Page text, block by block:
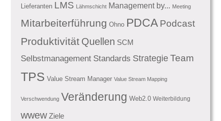
Lieferanten LMS Lähmschicht Management by... Meeting
Mitarbeiterführung Ohno PDCA Podcast
Produktivität Quellen SCM
Selbstmanagement Standards Strategie Team
TPS Value Stream Manager Value Stream Mapping
Verschwendung Veränderung Web2.0 Weiterbildung
wwew Ziele